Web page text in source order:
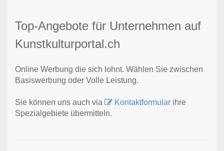
Top-Angebote für Unternehmen auf
Kunstkulturportal.ch
Online Werbung die sich lohnt. Wählen Sie zwischen
Basiswerbung oder Volle Leistung.
Sie können uns auch via Kontaktformular ihre
Spezialgebiete übermitteln.